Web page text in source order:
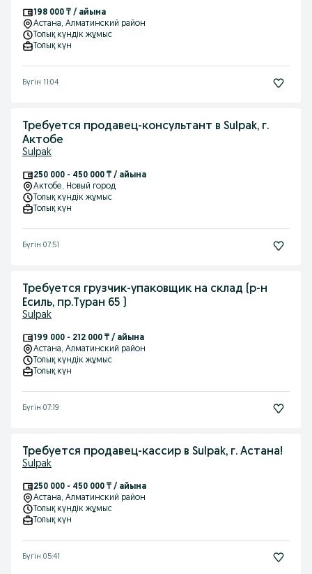
198 000 ₸ / айына
Астана, Алматинский район
Толық күндік жұмыс
Толық күн
Бүгін 11:04
Требуется продавец-консультант в Sulpak, г.
Актобе
Sulpak
250 000 - 450 000 ₸ / айына
Актобе, Новый город
Толық күндік жұмыс
Толық күн
Бүгін 07:51
Требуется грузчик-упаковщик на склад (р-н
Есиль, пр.Туран 65 )
Sulpak
199 000 - 212 000 ₸ / айына
Астана, Алматинский район
Толық күндік жұмыс
Толық күн
Бүгін 07:19
Требуется продавец-кассир в Sulpak, г. Астана!
Sulpak
250 000 - 450 000 ₸ / айына
Астана, Алматинский район
Толық күндік жұмыс
Толық күн
Бүгін 05:41